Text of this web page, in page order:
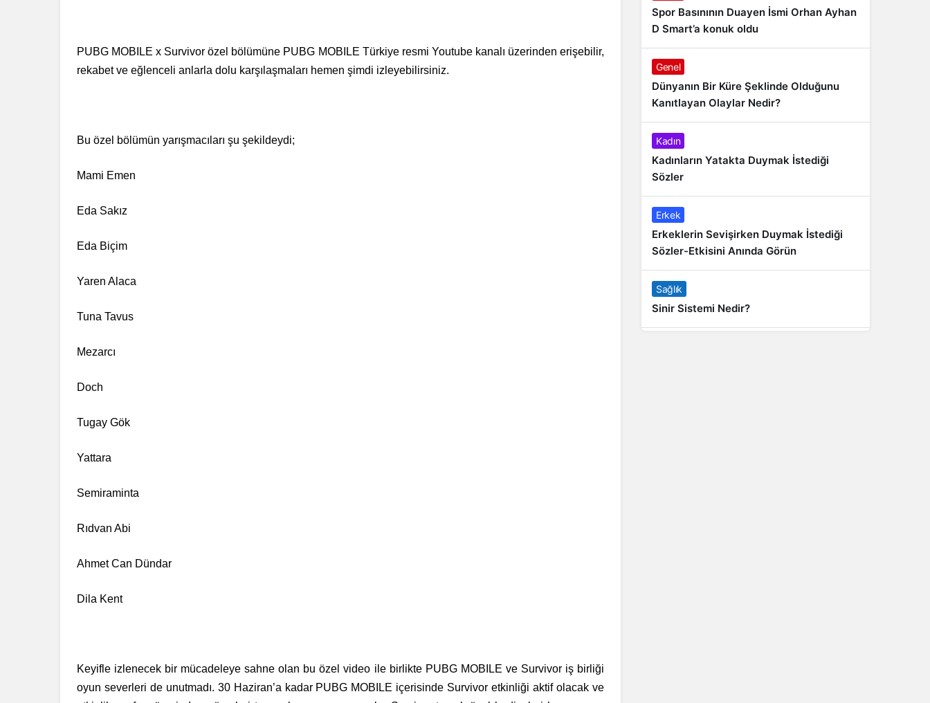
PUBG MOBILE x Survivor özel bölümüne PUBG MOBILE Türkiye resmi Youtube kanalı üzerinden erişebilir,
rekabet ve eğlenceli anlarla dolu karşılaşmaları hemen şimdi izleyebilirsiniz.
Bu özel bölümün yarışmacıları şu şekildeydi;
Mami Emen
Eda Sakız
Eda Biçim
Yaren Alaca
Tuna Tavus
Mezarcı
Doch
Tugay Gök
Yattara
Semiraminta
Rıdvan Abi
Ahmet Can Dündar
Dila Kent
Keyifle izlenecek bir mücadeleye sahne olan bu özel video ile birlikte PUBG MOBILE ve Survivor iş birliği
oyun severleri de unutmadı. 30 Haziran’a kadar PUBG MOBILE içerisinde Survivor etkinliği aktif olacak ve
Spor Basınının Duayen İsmi Orhan Ayhan
D Smart’a konuk oldu
Genel
Dünyanın Bir Küre Şeklinde Olduğunu
Kanıtlayan Olaylar Nedir?
Kadın
Kadınların Yatakta Duymak İstediği
Sözler
Erkek
Erkeklerin Sevişirken Duymak İstediği
Sözler-Etkisini Anında Görün
Sağlık
Sinir Sistemi Nedir?